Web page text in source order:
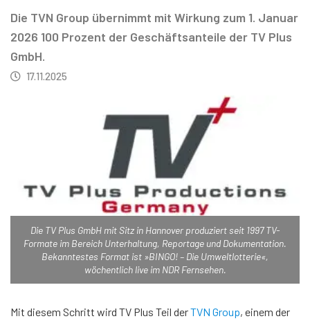
Die TVN Group übernimmt mit Wirkung zum 1. Januar
2026 100 Prozent der Geschäftsanteile der TV Plus
GmbH.
17.11.2025
Die TV Plus GmbH mit Sitz in Hannover produziert seit 1997 TV-
Formate im Bereich Unterhaltung, Reportage und Dokumentation.
Bekanntestes Format ist »BINGO! – Die Umweltlotterie«,
wöchentlich live im NDR Fernsehen.
Mit diesem Schritt wird TV Plus Teil derTVN Group, einem der